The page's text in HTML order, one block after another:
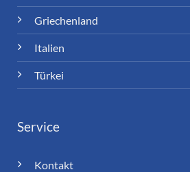
Griechenland
Italien
Türkei
Service
Kontakt